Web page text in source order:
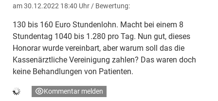
am 30.12.2022 18:40 Uhr / Bewertung:
130 bis 160 Euro Stundenlohn. Macht bei einem 8
Stundentag 1040 bis 1.280 pro Tag. Nun gut, dieses
Honorar wurde vereinbart, aber warum soll das die
Kassenärztliche Vereinigung zahlen? Das waren doch
keine Behandlungen von Patienten.
Kommentar melden